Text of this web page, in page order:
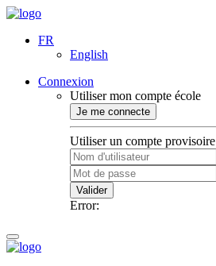
FR
English
Connexion
Utiliser mon compte école
Je me connecte
Utiliser un compte provisoire
Valider
Error: